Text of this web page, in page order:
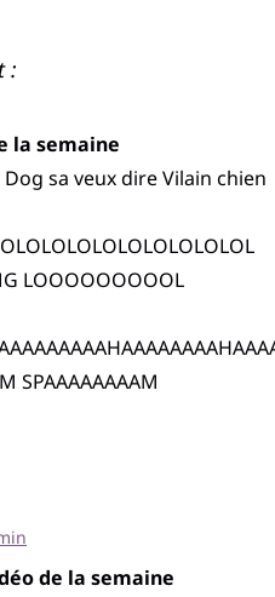
:
la semaine
sa veux dire Vilain chien
LOOOOOOOOOL
SPAAAAAAAAM
de la semaine